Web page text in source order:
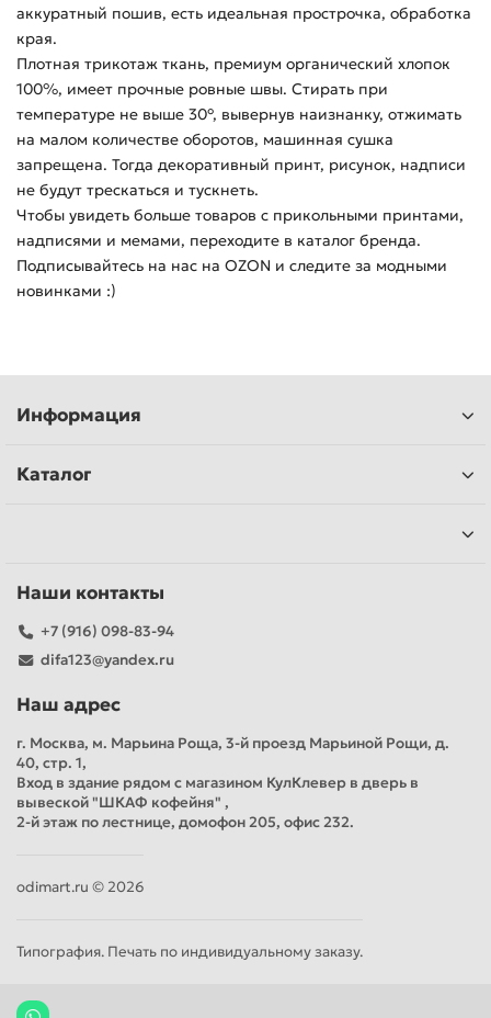
аккуратный пошив, есть идеальная прострочка, обработка
края.
Плотная трикотаж ткань, премиум органический хлопок
100%, имеет прочные ровные швы. Стирать при
температуре не выше 30°, вывернув наизнанку, отжимать
на малом количестве оборотов, машинная сушка
запрещена. Тогда декоративный принт, рисунок, надписи
не будут трескаться и тускнеть.
Чтобы увидеть больше товаров с прикольными принтами,
надписями и мемами, переходите в каталог бренда.
Подписывайтесь на нас на OZON и следите за модными
новинками :)
Информация
Каталог
Наши контакты
+7 (916) 098-83-94
difa123@yandex.ru
Наш адрес
г. Москва, м. Марьина Роща, 3-й проезд Марьиной Рощи, д.
40, стр. 1,
Вход в здание рядом с магазином КулКлевер в дверь в
вывеской "ШКАФ кофейня" ,
2-й этаж по лестнице, домофон 205, офис 232.
odimart.ru © 2026
Типография. Печать по индивидуальному заказу.